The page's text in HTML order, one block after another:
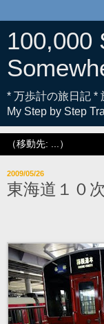
100,000
* 万歩計の旅日記 *
My Step by Step
2009/05/26
東海道１０